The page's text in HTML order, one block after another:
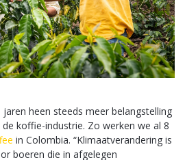
heen steeds meer belangstelling
koffie-industrie. Zo werken we al 8
in Colombia. “Klimaatverandering is
boeren die in afgelegen